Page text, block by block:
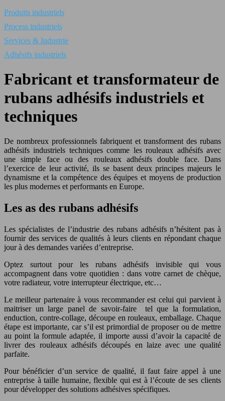
Produits industriels
Process industriels
Services & Industrie
Adhésifs industriels
Fabricant et transformateur de
rubans adhésifs industriels et
techniques
De nombreux professionnels fabriquent et transforment des rubans
adhésifs industriels techniques comme les rouleaux adhésifs avec
une simple face ou des rouleaux adhésifs double face. Dans
l’exercice de leur activité, ils se basent deux principes majeurs le
dynamisme et la compétence des équipes et moyens de production
les plus modernes et performants en Europe.
Les as des rubans adhésifs
Les spécialistes de l’industrie des rubans adhésifs n’hésitent pas à
fournir des services de qualités à leurs clients en répondant chaque
jour à des demandes variées d’entreprise.
Optez surtout pour les rubans adhésifs invisible qui vous
accompagnent dans votre quotidien : dans votre carnet de chèque,
votre radiateur, votre interrupteur électrique, etc…
Le meilleur partenaire à vous recommander est celui qui parvient à
maitriser un large panel de savoir-faire tel que la formulation,
enduction, contre-collage, découpe en rouleaux, emballage. Chaque
étape est importante, car s’il est primordial de proposer ou de mettre
au point la formule adaptée, il importe aussi d’avoir la capacité de
livrer des rouleaux adhésifs découpés en laize avec une qualité
parfaite.
Pour bénéficier d’un service de qualité, il faut faire appel à une
entreprise à taille humaine, flexible qui est à l’écoute de ses clients
pour développer des solutions adhésives spécifiques.